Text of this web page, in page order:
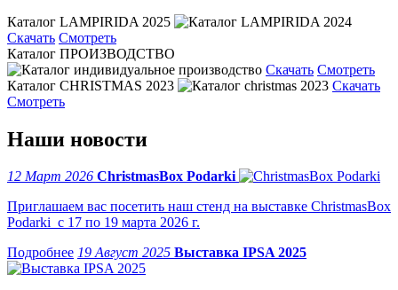
Каталог LAMPIRIDA 2025
Скачать Смотреть
Каталог ПРОИЗВОДСТВО
Скачать Смотреть
Каталог CHRISTMAS 2023
Скачать
Смотреть
Наши новости
12 Март 2026 ChristmasBox Podarki
Приглашаем вас посетить наш стенд на выставке ChristmasBox
Podarki с 17 по 19 марта 2026 г.
19 Август 2025 Выставка IPSA 2025